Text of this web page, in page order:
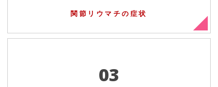
関節リウマチの症状
03